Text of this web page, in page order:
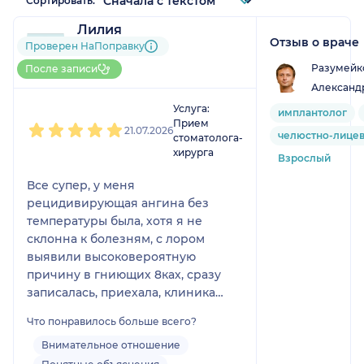
Лилия
8 отзывов
Больше 20 записей через
НаПоправку
Проверен НаПоправку
После записи
21.07.2026
Услуга:
Прием
стоматолога-
хирурга
Все супер, у меня
рецидивирующая ангина без
температуры была, хотя я не
склонна к болезням, с лором
выявили высоковероятную
причину в гниющих 8ках, сразу
записалась, приехала, клиника
— когда видно, что это скрипт, а
тут правда все очень милые
Что понравилось больше всего?
Внимательное отношение
Отзыв о враче
имплантолог
челюстно-
Взрослый